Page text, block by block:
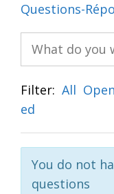
Questions-
Filter: All Open
ed
You do not
questions